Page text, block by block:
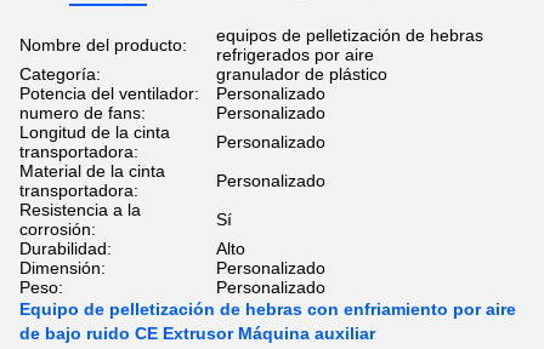
Nombre del producto:
equipos de pelletización de hebras
refrigerados por aire
Categoría:
granulador de plástico
Potencia del ventilador:
Personalizado
numero de fans:
Personalizado
Longitud de la cinta
transportadora:
Personalizado
Material de la cinta
transportadora:
Personalizado
Resistencia a la
corrosión:
Sí
Durabilidad:
Alto
Dimensión:
Personalizado
Peso:
Personalizado
Equipo de pelletización de hebras con enfriamiento por aire
de bajo ruido CE Extrusor Máquina auxiliar